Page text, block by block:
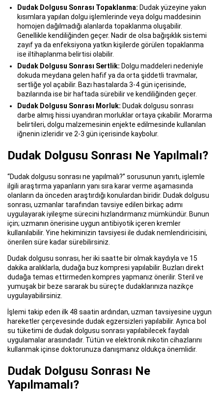
Dudak Dolgusu Sonrası Topaklanma: Dudak yüzeyine yakın
kısımlara yapılan dolgu işlemlerinde veya dolgu maddesinin
homojen dağılmadığı alanlarda topaklanma oluşabilir.
Genellikle kendiliğinden geçer. Nadir de olsa bağışıklık sistemi
zayıf ya da enfeksiyona yatkın kişilerde görülen topaklanma
ise iltihaplanma belirtisi olabilir.
Dudak Dolgusu Sonrası Sertlik: Dolgu maddeleri nedeniyle
dokuda meydana gelen hafif ya da orta şiddetli travmalar,
sertliğe yol açabilir. Bazı hastalarda 3-4 gün içerisinde,
bazılarında ise bir haftada sürebilir ve kendiliğinden geçer.
Dudak Dolgusu Sonrası Morluk: Dudak dolgusu sonrası
darbe almış hissi uyandıran morluklar ortaya çıkabilir. Morarma
belirtileri, dolgu malzemesinin enjekte edilmesinde kullanılan
iğnenin izleridir ve 2-3 gün içerisinde kaybolur.
Dudak Dolgusu Sonrası Ne Yapılmalı?
“Dudak dolgusu sonrası ne yapılmalı?” sorusunun yanıtı, işlemle
ilgili araştırma yapanların yanı sıra karar verme aşamasında
olanların da önceden araştırdığı konulardan biridir. Dudak dolgusu
sonrası, uzmanlar tarafından tavsiye edilen birkaç adımı
uygulayarak iyileşme sürecini hızlandırmanız mümkündür. Bunun
için; uzmanın önerisine uygun antibiyotik içeren kremler
kullanılabilir. Yine hekiminizin tavsiyesi ile dudak nemlendiricisini,
önerilen süre kadar sürebilirsiniz.
Dudak dolgusu sonrası, her iki saatte bir olmak kaydıyla ve 15
dakika aralıklarla, dudağa buz kompresi yapılabilir. Buzları direkt
dudağa temas ettirmeden kompres yapmanız önerilir. Steril ve
yumuşak bir beze sararak bu süreçte dudaklarınıza nazikçe
uygulayabilirsiniz.
İşlemi takip eden ilk 48 saatin ardından, uzman tavsiyesine uygun
hareketler çerçevesinde dudak egzersizleri yapılabilir. Ayrıca bol
su tüketimi de dudak dolgusu sonrası yapılabilecek faydalı
uygulamalar arasındadır. Tütün ve elektronik nikotin cihazlarını
kullanmak içinse doktorunuza danışmanız oldukça önemlidir.
Dudak Dolgusu Sonrası Ne
Yapılmamalı?